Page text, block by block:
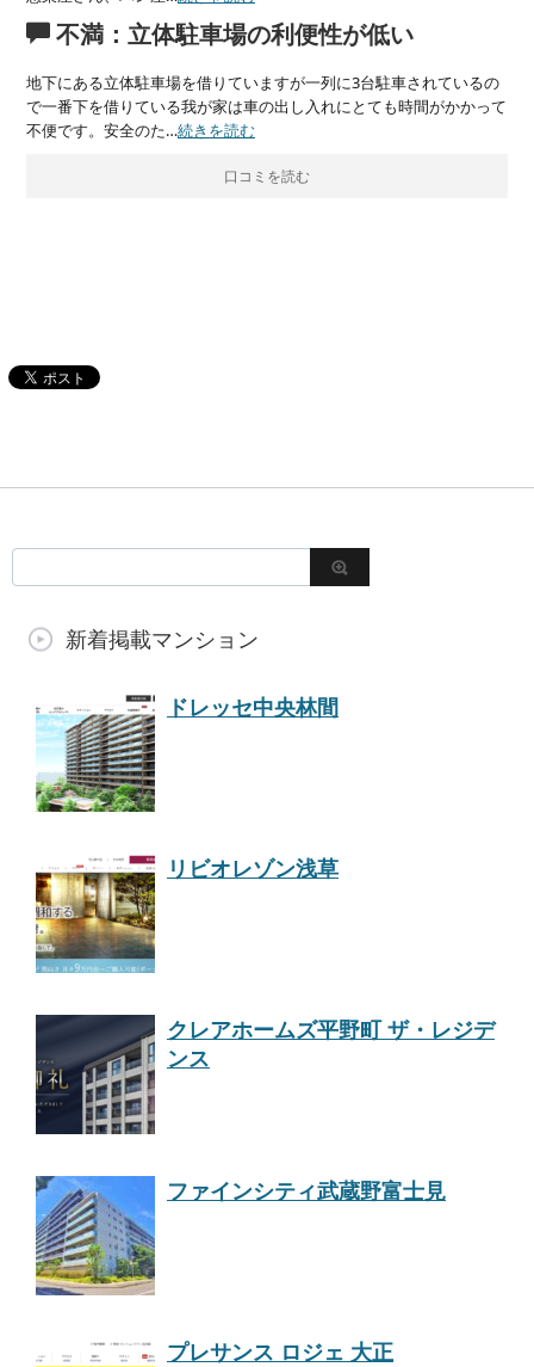
不満：立体駐車場の利便性が低い
地下にある立体駐車場を借りていますが一列に3台駐車されているの
で一番下を借りている我が家は車の出し入れにとても時間がかかって
不便です。安全のた…続きを読む
口コミを読む
新着掲載マンション
ドレッセ中央林間
リビオレゾン浅草
クレアホームズ平野町 ザ・レジデ
ンス
ファインシティ武蔵野富士見
プレサンス ロジェ 大正